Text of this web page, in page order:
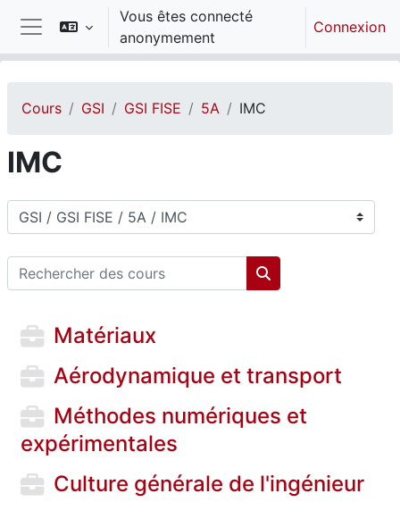
Passer au contenu principal
Panneau latéral
Vous êtes connecté
anonymement
Connexion
Cours GSI GSI FISE 5A IMC
IMC
Catégories de cours
Rechercher des cours
Rechercher des
Matériaux
Aérodynamique et transport
Méthodes numériques et
expérimentales
Culture générale de l'ingénieur